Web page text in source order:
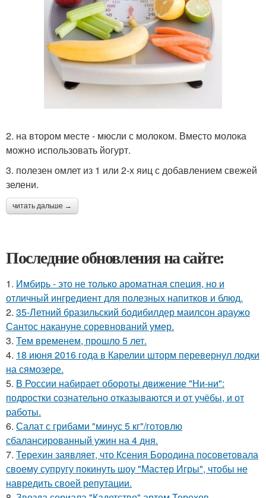
2. на втором месте - мюсли с молоком. Вместо молока
можно использовать йогурт.
3. полезен омлет из 1 или 2-х яиц с добавлением свежей
зелени.
читать дальше →
Последние обновления на сайте:
1. Имбирь - это не только ароматная специя, но и
отличный ингредиент для полезных напитков и блюд.
2. 35-Летний бразильский бодибилдер маилсон араужо
Сантос накануне соревнований умер.
3. Тем временем, прошло 5 лет.
4. 18 июня 2016 года в Карелии шторм перевернул лодки
на сямозере.
5. В России набирает обороты движение "Ни-ни":
подростки сознательно отказываются и от учёбы, и от
работы.
6. Салат с грибами "минус 5 кг"/готовлю
сбалансированный ужин на 4 дня.
7. Терехин заявляет, что Ксения Бородина посоветовала
своему супругу покинуть шоу "Мастер Игры", чтобы не
навредить своей репутации.